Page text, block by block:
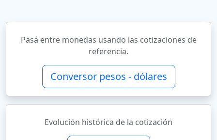
Pasá entre monedas usando las cotizaciones de
referencia.
Conversor pesos - dólares
Evolución histórica de la cotización